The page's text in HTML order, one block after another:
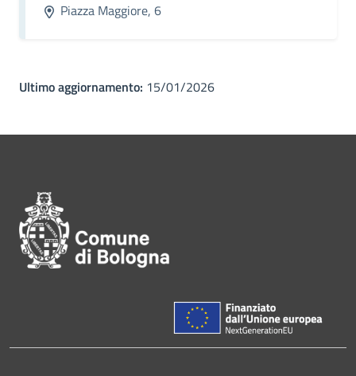
Piazza Maggiore, 6
Ultimo aggiornamento: 15/01/2026